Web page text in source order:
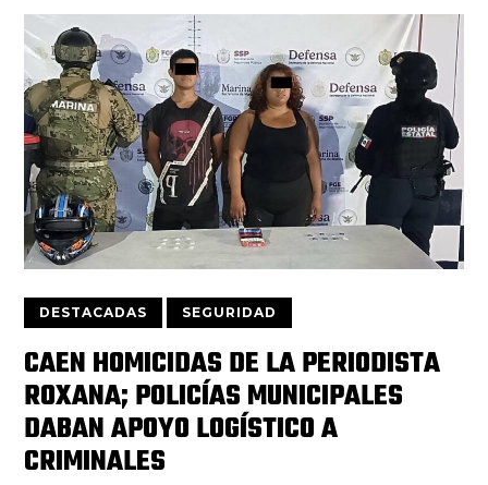
DESTACADAS SEGURIDAD
CAEN HOMICIDAS DE LA PERIODISTA
ROXANA; POLICÍAS MUNICIPALES
DABAN APOYO LOGÍSTICO A
CRIMINALES